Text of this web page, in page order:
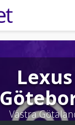
Lexus
Västra